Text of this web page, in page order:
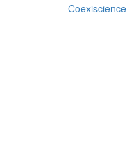
Coexiscience